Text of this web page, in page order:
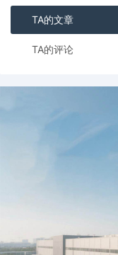
TA的文章
TA的评论